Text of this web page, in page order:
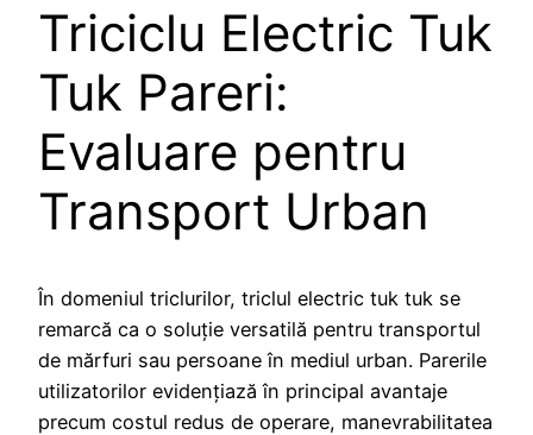
Triciclu Electric Tuk
Tuk Pareri:
Evaluare pentru
Transport Urban
În domeniul triclurilor, triclul electric tuk tuk se
remarcă ca o soluție versatilă pentru transportul
de mărfuri sau persoane în mediul urban. Parerile
utilizatorilor evidențiază în principal avantaje
precum costul redus de operare, manevrabilitatea